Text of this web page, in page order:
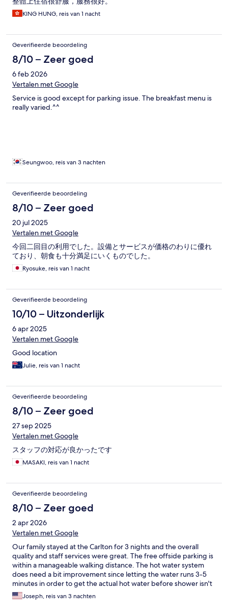
KING HUNG, reis van 1 nacht
Geverifieerde beoordeling
8/10 – Zeer goed
6 feb 2026
Vertalen met Google
Service is good except for parking issue. The breakfast menu is
really varied.^^
Seungwoo, reis van 3 nachten
Geverifieerde beoordeling
8/10 – Zeer goed
20 jul 2025
Vertalen met Google
今回二回目の利用でした。設備とサービスが価格のわりに優れ
ており、朝食も十分満足にいくものでした。
Ryosuke, reis van 1 nacht
Geverifieerde beoordeling
10/10 – Uitzonderlijk
6 apr 2025
Vertalen met Google
Good location
Julie, reis van 1 nacht
Geverifieerde beoordeling
8/10 – Zeer goed
27 sep 2025
Vertalen met Google
スタッフの対応が良かったです
MASAKI, reis van 1 nacht
Geverifieerde beoordeling
8/10 – Zeer goed
2 apr 2026
Vertalen met Google
Our family stayed at the Carlton for 3 nights and the overall
quality and staff services were great. The free offside parking is
within a manageable walking distance. The hot water system
does need a bit improvement since letting the water runs 3-5
minutes in order to get the actual hot water before shower isn't
environmental and water resource friendly for a hotel property.
However, I would still add the Carlton to my hotel list in
Joseph, reis van 3 nachten